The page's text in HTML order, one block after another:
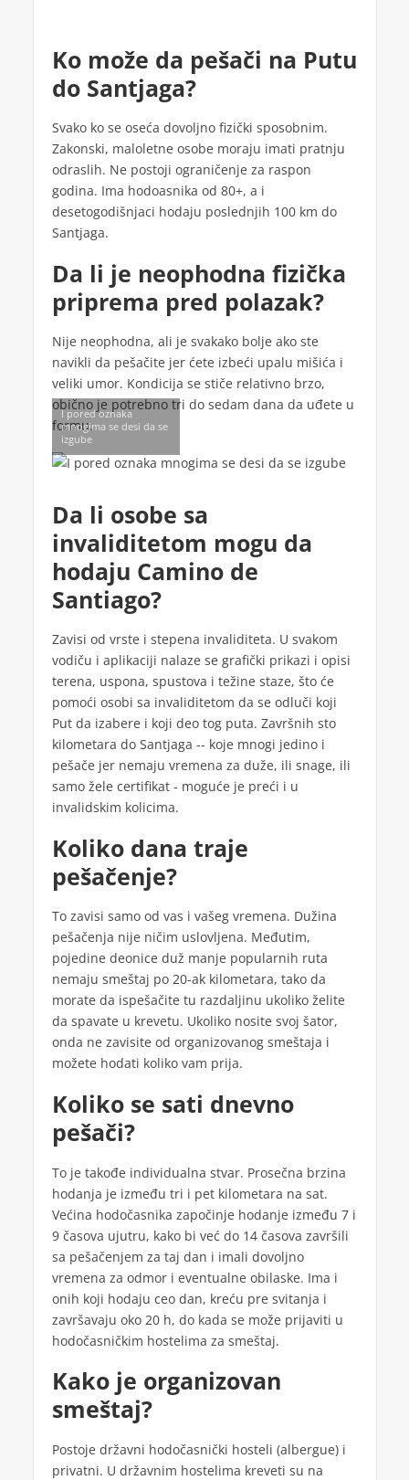
Ko može da pešači na Putu
do Santjaga?
Svako ko se oseća dovoljno fizički sposobnim.
Zakonski, maloletne osobe moraju imati pratnju
odraslih. Ne postoji ograničenje za raspon
godina. Ima hodoasnika od 80+, a i
desetogodišnjaci hodaju poslednjih 100 km do
Santjaga.
Da li je neophodna fizička
priprema pred polazak?
Nije neophodna, ali je svakako bolje ako ste
navikli da pešačite jer ćete izbeći upalu mišića i
veliki umor. Kondicija se stiče relativno brzo,
obično je potrebno tri do sedam dana da uđete u
formu.
I pored oznaka
mnogima se desi da se
izgube
Da li osobe sa
invaliditetom mogu da
hodaju Camino de
Santiago?
Zavisi od vrste i stepena invaliditeta. U svakom
vodiču i aplikaciji nalaze se grafički prikazi i opisi
terena, uspona, spustova i težine staze, što će
pomoći osobi sa invaliditetom da se odluči koji
Put da izabere i koji deo tog puta. Završnih sto
kilometara do Santjaga -- koje mnogi jedino i
pešače jer nemaju vremena za duže, ili snage, ili
samo žele certifikat - moguće je preći i u
invalidskim kolicima.
Koliko dana traje
pešačenje?
To zavisi samo od vas i vašeg vremena. Dužina
pešačenja nije ničim uslovljena. Međutim,
pojedine deonice duž manje popularnih ruta
nemaju smeštaj po 20-ak kilometara, tako da
morate da ispešačite tu razdaljinu ukoliko želite
da spavate u krevetu. Ukoliko nosite svoj šator,
onda ne zavisite od organizovanog smeštaja i
možete hodati koliko vam prija.
Koliko se sati dnevno
pešači?
To je takođe individualna stvar. Prosečna brzina
hodanja je između tri i pet kilometara na sat.
Većina hodočasnika započinje hodanje između 7 i
9 časova ujutru, kako bi već do 14 časova završili
sa pešačenjem za taj dan i imali dovoljno
vremena za odmor i eventualne obilaske. Ima i
onih koji hodaju ceo dan, kreću pre svitanja i
završavaju oko 20 h, do kada se može prijaviti u
hodočasničkim hostelima za smeštaj.
Kako je organizovan
smeštaj?
Postoje državni hodočasnički hosteli (albergue) i
privatni. U državnim hostelima kreveti su na